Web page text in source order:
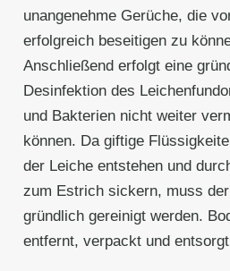
unangenehme Gerüche, die
erfolgreich beseitigen zu
Anschließend erfolgt eine
Desinfektion des
und Bakterien nicht weiter
können. Da giftige
der Leiche entstehen und
zum Estrich sickern, muss
gründlich gereinigt werden.
entfernt, verpackt und